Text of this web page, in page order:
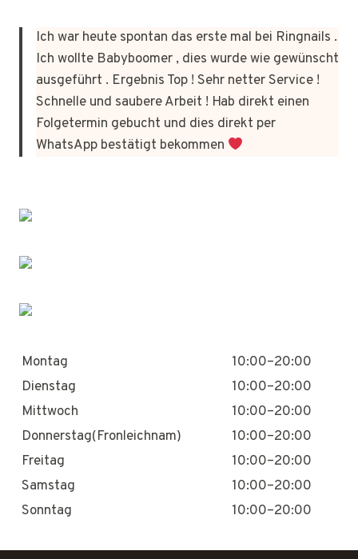
Ich war heute spontan das erste mal bei Ringnails .
Ich wollte Babyboomer , dies wurde wie gewünscht
ausgeführt . Ergebnis Top ! Sehr netter Service !
Schnelle und saubere Arbeit ! Hab direkt einen
Folgetermin gebucht und dies direkt per
WhatsApp bestätigt bekommen
Montag
10:00–20:00
Dienstag
10:00–20:00
Mittwoch
10:00–20:00
Donnerstag(Fronleichnam)
10:00–20:00
Freitag
10:00–20:00
Samstag
10:00–20:00
Sonntag
10:00–20:00